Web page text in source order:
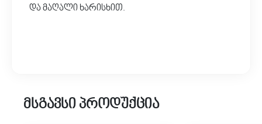
და მაღალი ხარისხით.
მსგავსი პროდუქცია